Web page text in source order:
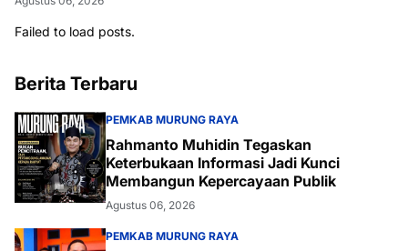
Failed to load posts.
Berita Terbaru
PEMKAB MURUNG RAYA
Rahmanto Muhidin Tegaskan
Keterbukaan Informasi Jadi Kunci
Membangun Kepercayaan Publik
Agustus 06, 2026
PEMKAB MURUNG RAYA